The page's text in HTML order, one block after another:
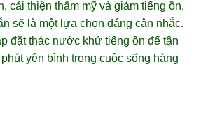
cải thiện thẩm mỹ và giảm tiếng ồn,
sẽ là một lựa chọn đáng cân nhắc.
đặt thác nước khử tiếng ồn để tận
yên bình trong cuộc sống hàng